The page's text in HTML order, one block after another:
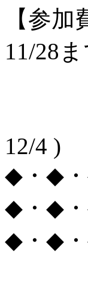
【参
11/28
ご
一般
12/4 )
◆・◆
◆・◆
◆・◆